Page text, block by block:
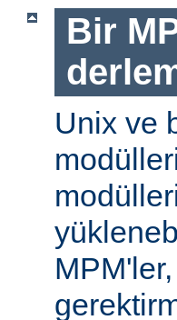
Bir
Unix ve